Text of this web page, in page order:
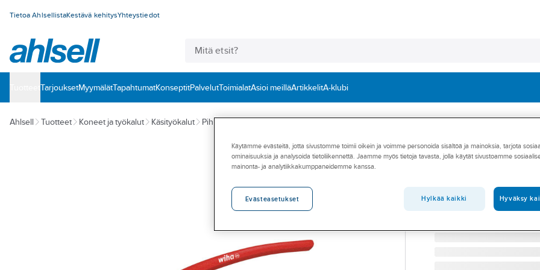
Tietoa AhlsellistaKestävä kehitysYhteystiedot
‎TarjouksetMyymälätTapahtumatKonseptitPalvelutToimialatAsioi meilläArtikkelitA-klubi
Ahlsell Tuotteet Koneet ja työkalut Käsityökalut Pihdit
WIHA
ulkorenkaisiin
LUKKORENGASPIHDIT
70365788
Käytämme evästeitä, jotta sivustomme toimii oikein ja voimme personoida sisältöä ja mainoksia, tarjota
ominaisuuksia ja analysoida tietoliikennettä. Jaamme myös tietoja tavasta, jolla käytät sivustoamme
mainonta- ja analytiikkakumppaneidemme kanssa.
Evästeasetukset Hylkää kaikki Hyväksy